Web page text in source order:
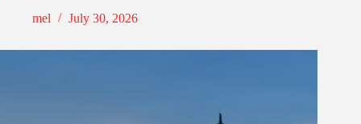
mel
July 30, 2026